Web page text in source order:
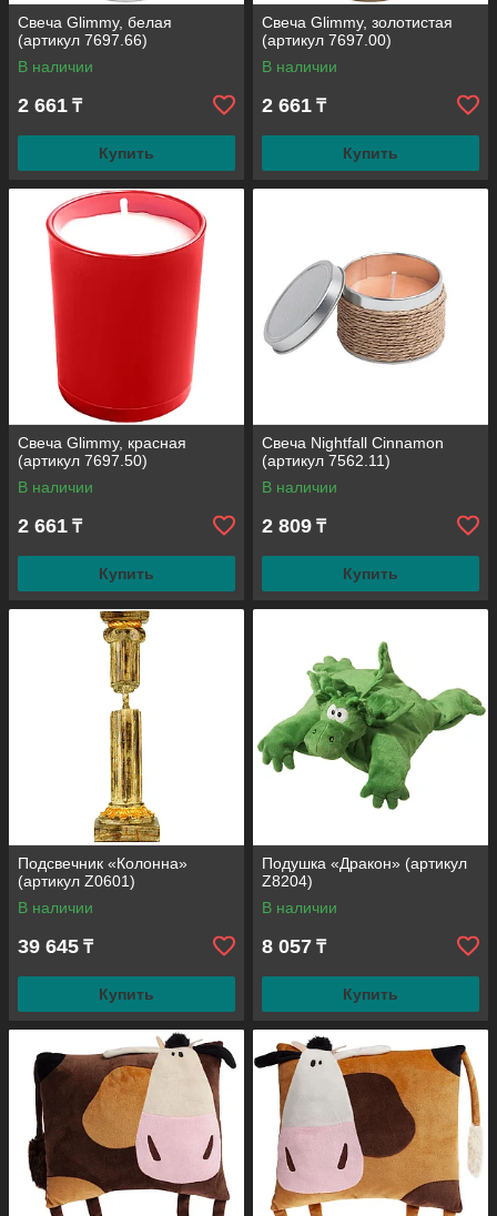
Свеча Glimmy, белая
(артикул 7697.66)
В наличии
2 661 ₸
Купить
Свеча Glimmy, золотистая
(артикул 7697.00)
В наличии
2 661 ₸
Купить
Свеча Glimmy, красная
(артикул 7697.50)
В наличии
2 661 ₸
Купить
Свеча Nightfall Cinnamon
(артикул 7562.11)
В наличии
2 809 ₸
Купить
Подсвечник «Колонна»
(артикул Z0601)
В наличии
39 645 ₸
Купить
Подушка «Дракон» (артикул
Z8204)
В наличии
8 057 ₸
Купить